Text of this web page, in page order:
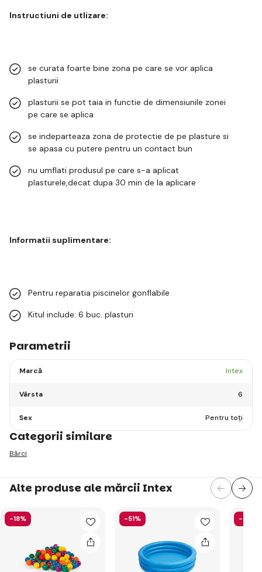
Instructiuni de utlizare:
se curata foarte bine zona pe care se vor aplica
plasturii
plasturii se pot taia in functie de dimensiunile zonei
pe care se aplica
se indeparteaza zona de protectie de pe plasture si
se apasa cu putere pentru un contact bun
nu umflati produsul pe care s-a aplicat
plasturele,decat dupa 30 min de la aplicare
Informatii suplimentare:
Pentru reparatia piscinelor gonflabile
Kitul include: 6 buc. plasturi
Parametrii
Marcă Intex
Vârsta 6
Sex Pentru toți
Categorii similare
Bărci
Alte produse ale mărcii Intex
-18% -51% -40%